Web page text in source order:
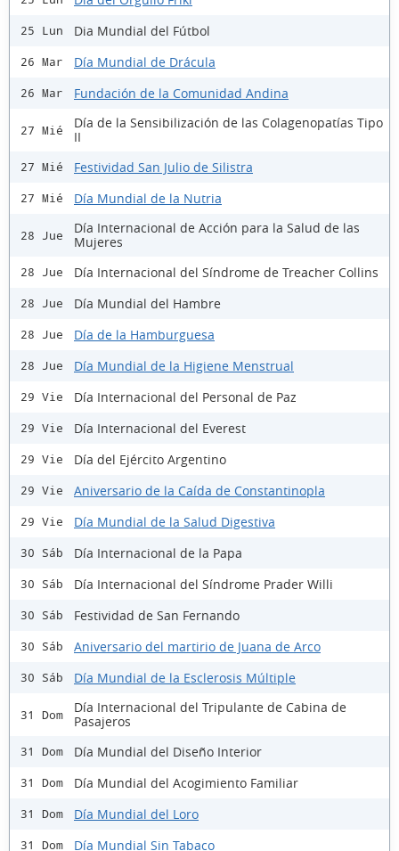
25 Lun Dia Mundial del Fútbol
26 Mar Día Mundial de Drácula
26 Mar Fundación de la Comunidad Andina
27 Mié
Día de la Sensibilización de las Colagenopatías Tipo
II
27 Mié Festividad San Julio de Silistra
27 Mié Día Mundial de la Nutria
28 Jue
Día Internacional de Acción para la Salud de las
Mujeres
28 Jue Día Internacional del Síndrome de Treacher Collins
28 Jue Día Mundial del Hambre
28 Jue Día de la Hamburguesa
28 Jue Día Mundial de la Higiene Menstrual
29 Vie Día Internacional del Personal de Paz
29 Vie Día Internacional del Everest
29 Vie Día del Ejército Argentino
29 Vie Aniversario de la Caída de Constantinopla
29 Vie Día Mundial de la Salud Digestiva
30 Sáb Día Internacional de la Papa
30 Sáb Día Internacional del Síndrome Prader Willi
30 Sáb Festividad de San Fernando
30 Sáb Aniversario del martirio de Juana de Arco
30 Sáb Día Mundial de la Esclerosis Múltiple
31 Dom
Día Internacional del Tripulante de Cabina de
Pasajeros
31 Dom Día Mundial del Diseño Interior
31 Dom Día Mundial del Acogimiento Familiar
31 Dom Día Mundial del Loro
31 Dom Día Mundial Sin Tabaco